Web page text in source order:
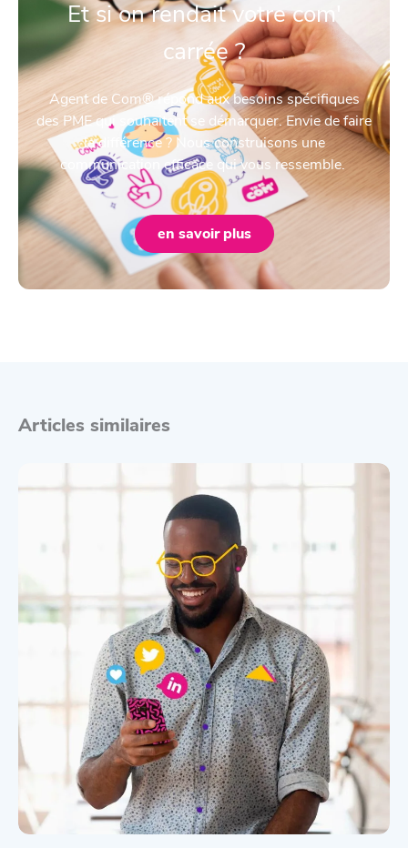
Et si on rendait votre com'
carrée ?
Agent de Com® répond aux besoins spécifiques
des PME qui souhaitent se démarquer. Envie de faire
la différence ? Nous construisons une
communication efficace qui vous ressemble.
en savoir plus
Articles similaires